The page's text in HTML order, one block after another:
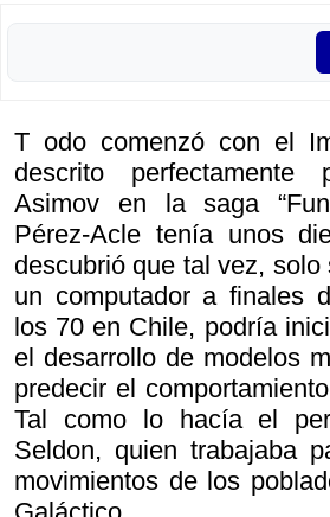
T odo comenzó con el
descrito
Asimov en la saga
Pérez-Acle tenía unos
descubrió que tal vez, solo
un computador a finales
los 70 en Chile, podría
el desarrollo de modelos
predecir el
Tal como lo hacía el
Seldon, quien trabajaba
movimientos de los